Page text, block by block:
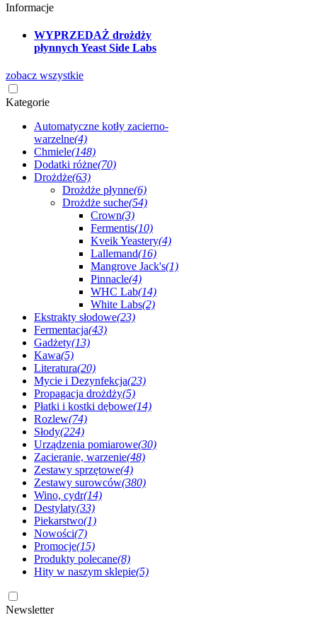
Informacje
WYPRZEDAŻ drożdży
płynnych Yeast Side Labs
zobacz wszystkie
Kategorie
Automatyczne kotły zacierno-
warzelne(4)
Chmiele(148)
Dodatki różne(70)
Drożdże(63)
Drożdże płynne(6)
Drożdże suche(54)
Crown(3)
Fermentis(10)
Kveik Yeastery(4)
Lallemand(16)
Mangrove Jack's(1)
Pinnacle(4)
WHC Lab(14)
White Labs(2)
Ekstrakty słodowe(23)
Fermentacja(43)
Gadżety(13)
Kawa(5)
Literatura(20)
Mycie i Dezynfekcja(23)
Propagacja drożdży(5)
Płatki i kostki dębowe(14)
Rozlew(74)
Słody(224)
Urządzenia pomiarowe(30)
Zacieranie, warzenie(48)
Zestawy sprzętowe(4)
Zestawy surowców(380)
Wino, cydr(14)
Destylaty(33)
Piekarstwo(1)
Nowości(7)
Promocje(15)
Produkty polecane(8)
Hity w naszym sklepie(5)
Newsletter